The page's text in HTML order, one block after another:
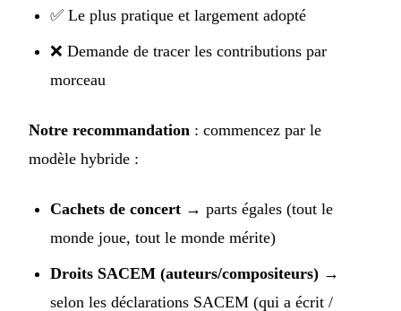
✅ Le plus pratique et largement adopté
❌ Demande de tracer les contributions par
morceau
Notre recommandation : commencez par le
modèle hybride :
Cachets de concert → parts égales (tout le
monde joue, tout le monde mérite)
Droits SACEM (auteurs/compositeurs) →
selon les déclarations SACEM (qui a écrit /